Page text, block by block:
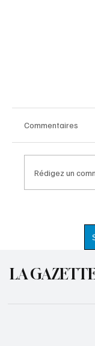
Commentaires
Rédigez un
LA